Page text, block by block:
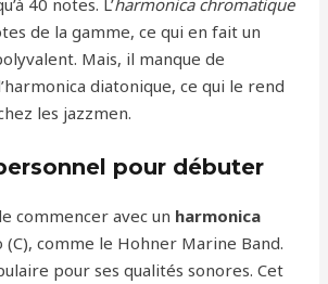
de la gamme, ce qui en fait un
Mais, il manque de
diatonique, ce qui le rend
les jazzmen.
pour débuter
commencer avec un harmonica
(C), comme le Hohner Marine Band.
pour ses qualités sonores. Cet